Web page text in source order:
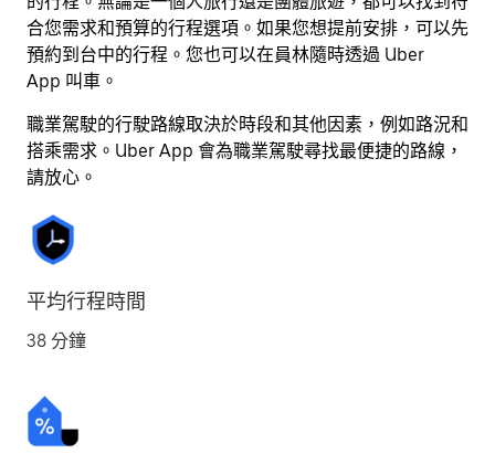
鈕
即
可
關
閉
行
事
合您需求和預算的行程選項。如果您想提前安排，可以先
預約到台中的行程。您也可以在員林隨時透過 Uber
App 叫車。
職業駕駛的行駛路線取決於時段和其他因素，例如路況和
搭乘需求。Uber App 會為職業駕駛尋找最便捷的路線，
請放心。
平均行程時間
38 分鐘